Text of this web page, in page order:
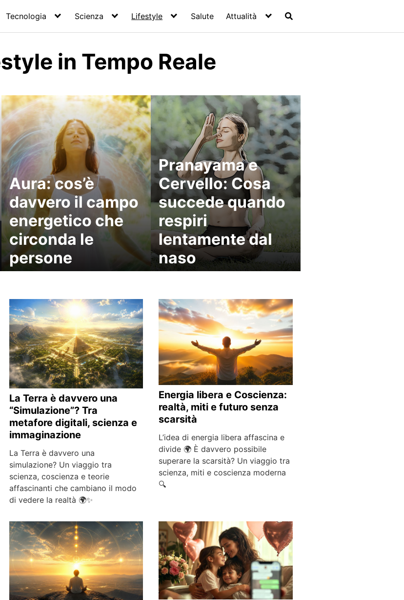
Tecnologia Scienza Lifestyle Salute Attualità
in Tempo Reale
Aura: cos’è
davvero il campo
energetico che
circonda le
persone
Pranayama e
Cervello: Cosa
succede quando
respiri
lentamente dal
naso
La Terra è davvero una
“Simulazione”? Tra
metafore digitali, scienza e
immaginazione
La Terra è davvero una
simulazione? Un viaggio tra
scienza, coscienza e teorie
affascinanti che cambiano il modo
di vedere la realtà 🌍✨
Energia libera e Coscienza:
realtà, miti e futuro senza
scarsità
L’idea di energia libera affascina e
divide 🌍 È davvero possibile
superare la scarsità? Un viaggio tra
scienza, miti e coscienza moderna
🔍